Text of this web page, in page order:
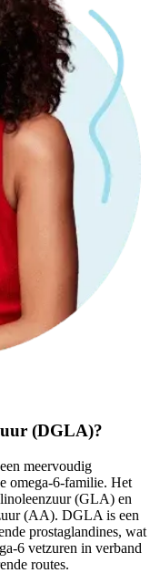
(DGLA)?
meervoudig
omega-6-familie. Het
(GLA) en
(AA). DGLA is een
prostaglandines, wat
6 vetzuren in verband
routes.